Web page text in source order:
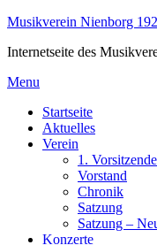
Skip
content
Musikverein Nienborg
Internetseite des
Menu
Startseite
Aktuelles
Verein
1.
Vorstand
Chronik
Satzung
Satzung –
Konzerte